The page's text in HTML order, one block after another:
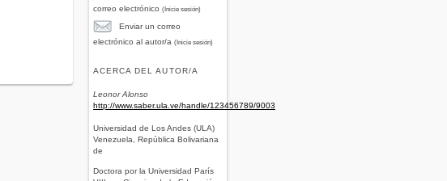
correo electrónico (Inicie sesión)
Enviar un correo
electrónico al autor/a (Inicie sesión)
ACERCA DEL AUTOR/A
Leonor Alonso
http://www.saber.ula.ve/handle/123456789/9003
Universidad de Los Andes (ULA)
Venezuela, República Bolivariana
de
Doctora por la Universidad París